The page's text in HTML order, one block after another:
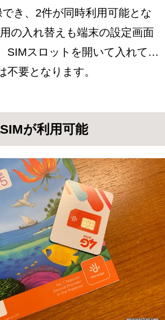
き、2件が同時利用可能とな
の入れ替えも端末の設定画面
SIMスロットを開いて入れて…
不要となります。
が利用可能